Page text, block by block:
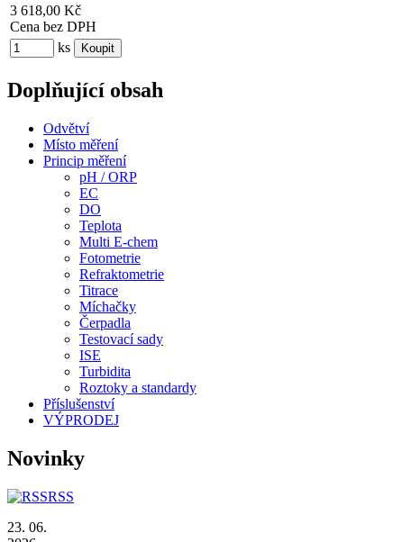
3 618,00 Kč
Cena bez DPH
ks
Doplňující obsah
Odvětví
Místo měření
Princip měření
pH / ORP
EC
DO
Teplota
Multi E-chem
Fotometrie
Refraktometrie
Titrace
Míchačky
Čerpadla
Testovací sady
ISE
Turbidita
Roztoky a standardy
Příslušenství
VÝPRODEJ
Novinky
RSS
23. 06.